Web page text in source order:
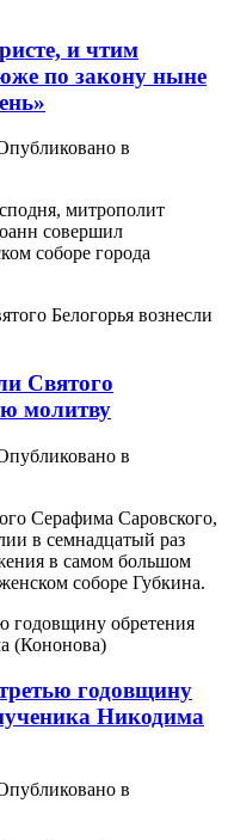
и чтим
по закону ныне
в
митрополит
совершил
соборе города
Святого
молитву
в
Серафима Саровского,
в семнадцатый раз
в самом большом
соборе Губкина.
годовщину
Никодима
в